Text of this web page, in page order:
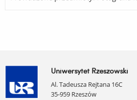
Uniwersytet Rzeszowski
Al. Tadeusza Rejtana 16C
35-959 Rzeszów